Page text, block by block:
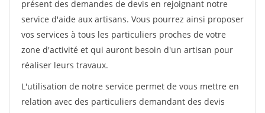
présent des demandes de devis en rejoignant notre
service d'aide aux artisans. Vous pourrez ainsi proposer
vos services à tous les particuliers proches de votre
zone d'activité et qui auront besoin d'un artisan pour
réaliser leurs travaux.
L'utilisation de notre service permet de vous mettre en
relation avec des particuliers demandant des devis